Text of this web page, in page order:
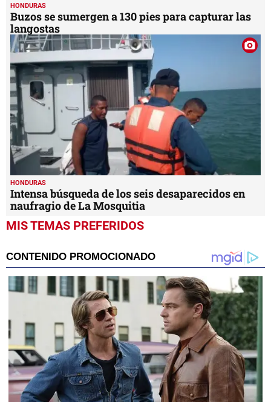
HONDURAS
Buzos se sumergen a 130 pies para capturar las
langostas
HONDURAS
Intensa búsqueda de los seis desaparecidos en
naufragio de La Mosquitia
MIS TEMAS PREFERIDOS